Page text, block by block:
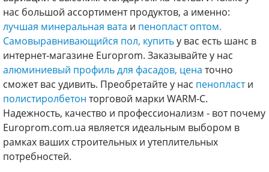
нас большой ассортимент продуктов, а именно:
лучшая минеральная вата и пенопласт оптом.
Самовыравнивающийся пол, купитьу вас есть шанс в
интернет-магазине Europrom. Заказывайте у нас
алюминиевый профиль для фасадов, цена точно
сможет вас удивить. Преобретайте у нас пенопласти
полистиролбетон торговой марки WARM-C.
Надежность, качество и профессионализм - вот почему
Europrom.com.ua является идеальным выбором в
рамках ваших строительных и утеплительных
потребностей.